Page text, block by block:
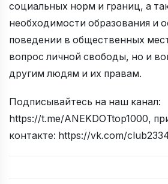
социальных норм и границ, а
необходимости образования и
поведении в общественных
вопрос личной свободы, но и
другим людям и их правам.
Подписывайтесь на наш канал:
https://t.me/ANEKDOTtop1000,
контакте: https://vk.com/